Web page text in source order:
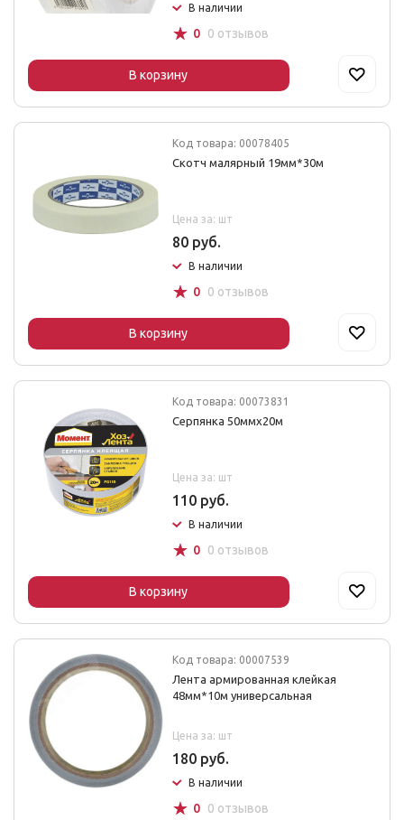
В наличии
☆ 0 0 отзывов
В корзину
Код товара: 00078405
Скотч малярный 19мм*30м
Цена за: шт
80 руб.
В наличии
☆ 0 0 отзывов
В корзину
Код товара: 00073831
Серпянка 50ммх20м
Цена за: шт
110 руб.
В наличии
☆ 0 0 отзывов
В корзину
Код товара: 00007539
Лента армированная клейкая
48мм*10м универсальная
Цена за: шт
180 руб.
В наличии
☆ 0 0 отзывов